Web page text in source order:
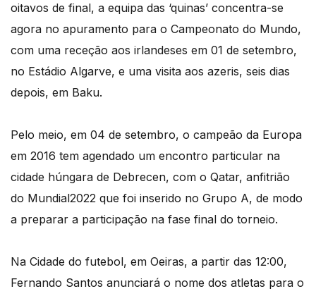
oitavos de final, a equipa das ‘quinas’ concentra-se
agora no apuramento para o Campeonato do Mundo,
com uma receção aos irlandeses em 01 de setembro,
no Estádio Algarve, e uma visita aos azeris, seis dias
depois, em Baku.
Pelo meio, em 04 de setembro, o campeão da Europa
em 2016 tem agendado um encontro particular na
cidade húngara de Debrecen, com o Qatar, anfitrião
do Mundial2022 que foi inserido no Grupo A, de modo
a preparar a participação na fase final do torneio.
Na Cidade do futebol, em Oeiras, a partir das 12:00,
Fernando Santos anunciará o nome dos atletas para o